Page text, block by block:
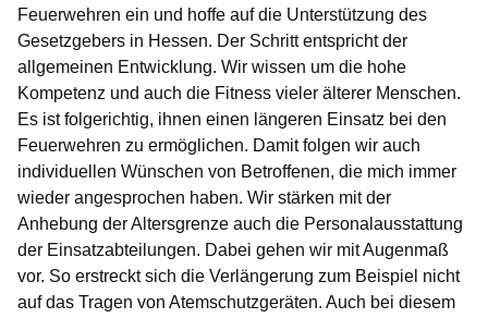
Feuerwehren ein und hoffe auf die Unterstützung des
Gesetzgebers in Hessen. Der Schritt entspricht der
allgemeinen Entwicklung. Wir wissen um die hohe
Kompetenz und auch die Fitness vieler älterer Menschen.
Es ist folgerichtig, ihnen einen längeren Einsatz bei den
Feuerwehren zu ermöglichen. Damit folgen wir auch
individuellen Wünschen von Betroffenen, die mich immer
wieder angesprochen haben. Wir stärken mit der
Anhebung der Altersgrenze auch die Personalausstattung
der Einsatzabteilungen. Dabei gehen wir mit Augenmaß
vor. So erstreckt sich die Verlängerung zum Beispiel nicht
auf das Tragen von Atemschutzgeräten. Auch bei diesem